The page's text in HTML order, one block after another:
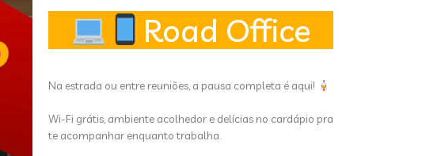
Road Office
Na estrada ou entre reuniões, a pausa completa é aqui!
Wi-Fi grátis, ambiente acolhedor e delícias no cardápio pra
te acompanhar enquanto trabalha.